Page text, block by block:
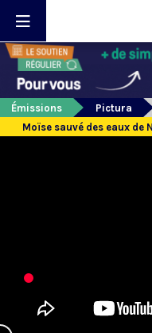
Émissions
Pictura
Moïse sauvé des eaux